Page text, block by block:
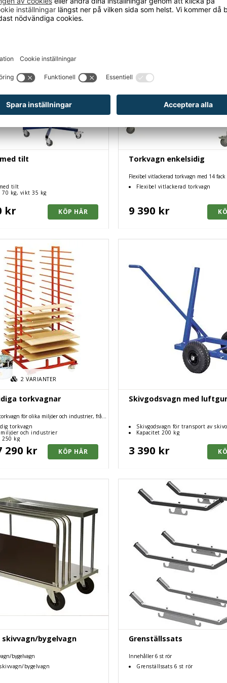
tilt
tilt
70 kg, vikt 35 kg
kr
Torkvagn enkelsidig
Flexibel vitlackerad torkvagn med 14 fack
Flexibel vitlackerad torkvagn
9 390 kr
2VARIANTER
torkvagnar
för olika miljöer och industrier, från
torkvagn
miljöer och industrier
250 kg
290 kr
Skivgodsvagn med
Skivgodsvagn för transport av
Kapacitet 200 kg
3 390 kr
bygelvagn
bygelvagn
bygelvagn
Grenställssats
Innehåller 6 st rör
Grenställssats 6 st rör